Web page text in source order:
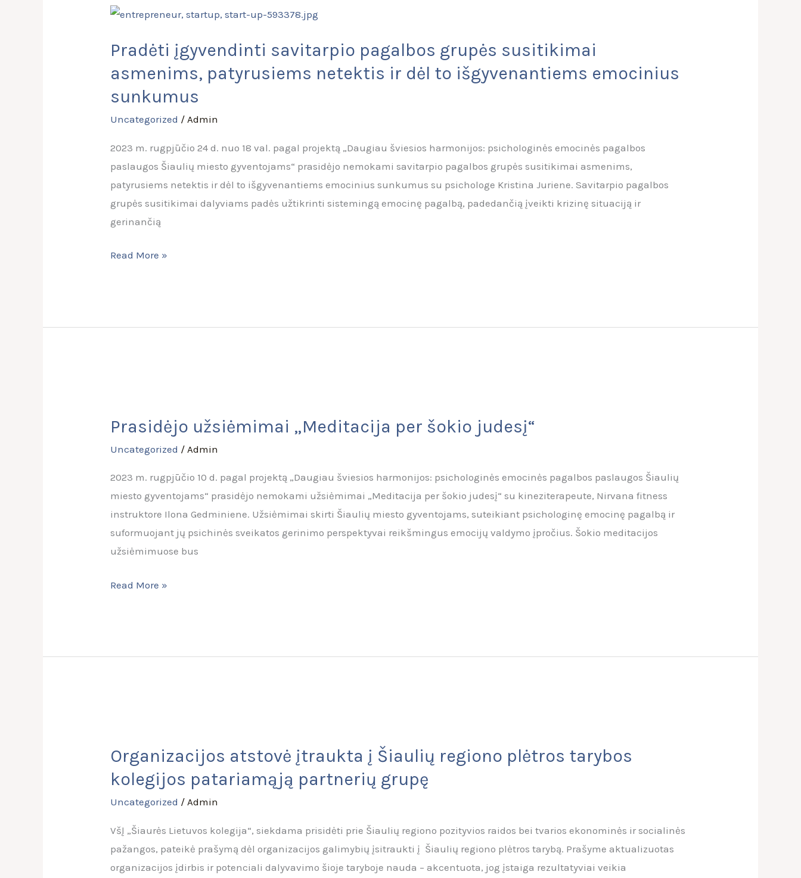
Pradėti įgyvendinti savitarpio pagalbos grupės susitikimai
asmenims, patyrusiems netektis ir dėl to išgyvenantiems emocinius
sunkumus
Uncategorized /Admin
2023 m. rugpjūčio 24 d. nuo 18 val. pagal projektą „Daugiau šviesios harmonijos: psichologinės emocinės pagalbos
paslaugos Šiaulių miesto gyventojams“ prasidėjo nemokami savitarpio pagalbos grupės susitikimai asmenims,
patyrusiems netektis ir dėl to išgyvenantiems emocinius sunkumus su psichologe Kristina Juriene. Savitarpio pagalbos
grupės susitikimai dalyviams padės užtikrinti sistemingą emocinę pagalbą, padedančią įveikti krizinę situaciją ir
gerinančią
Pradėti
savitarpio
pagalbos
susitikimai
asmenims,
netektis
emocinius
Read More »
Prasidėjo užsiėmimai „Meditacija per šokio judesį“
Uncategorized / Admin
2023 m. rugpjūčio 10 d. pagal projektą „Daugiau šviesios harmonijos: psichologinės emocinės pagalbos paslaugos Šiaulių
miesto gyventojams“ prasidėjo nemokami užsiėmimai „Meditacija per šokio judesį“ su kineziterapeute, Nirvana fitness
instruktore Ilona Gedminiene. Užsiėmimai skirti Šiaulių miesto gyventojams, suteikiant psichologinę emocinę pagalbą ir
suformuojant jų psichinės sveikatos gerinimo perspektyvai reikšmingus emocijų valdymo įpročius. Šokio meditacijos
užsiėmimuose bus
„Meditacija
per
judesį“
Read More »
Organizacijos atstovė įtraukta į Šiaulių regiono plėtros tarybos
kolegijos patariamąją partnerių grupę
Uncategorized /Admin
VšĮ „Šiaurės Lietuvos kolegija“, siekdama prisidėti prie Šiaulių regiono pozityvios raidos bei tvarios ekonominės ir socialinės
pažangos, pateikė prašymą dėl organizacijos galimybių įsitraukti į Šiaulių regiono plėtros tarybą. Prašyme aktualizuotas
organizacijos įdirbis ir potenciali dalyvavimo šioje taryboje nauda – akcentuota, jog įstaiga rezultatyviai veikia
įtraukta
į
plėtros
tarybos
kolegijos